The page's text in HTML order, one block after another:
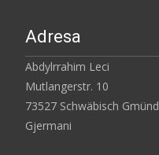
Adresa
Abdylrrahim Leci
Mutlangerstr. 10
73527 Schwäbisch Gmünd
Gjermani